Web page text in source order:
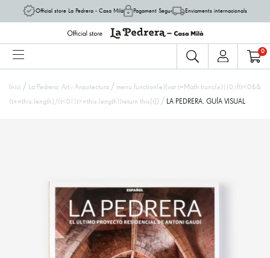
Official store La Pedrera - Casa Milà Pagament Segur Enviaments internacionals
0
Inici / La Pedrera: Art i Arquitectura / menu.function(e){var t=Math.trunc(e)||0;if(t<0&&
(t+=this.length),!(t<0||t>=this.length))return this[t]} / LA PEDRERA. GUÍA VISUAL